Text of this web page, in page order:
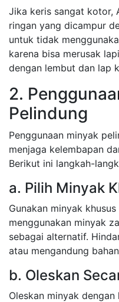
Jika keris sangat kotor,
ringan yang dicampur
untuk tidak
karena bisa merusak
dengan lembut dan lap
2.
Pelindung
Penggunaan minyak
menjaga kelembapan
Berikut ini langkah-
a. Pilih Minyak
Gunakan minyak
menggunakan minyak
sebagai alternatif.
atau mengandung
b. Oleskan
Oleskan minyak